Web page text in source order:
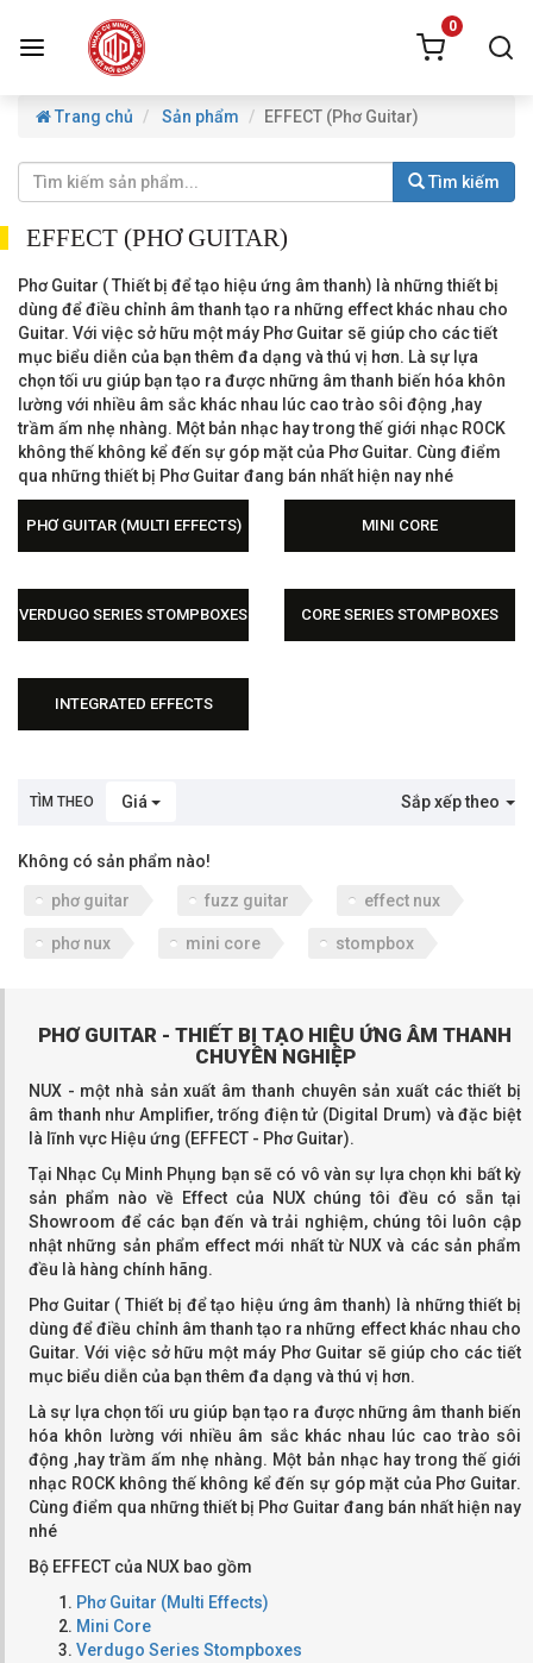
0
Trang chủ Sản phẩm EFFECT (Phơ Guitar)
Tìm kiếm
EFFECT (PHƠ GUITAR)
Phơ Guitar ( Thiết bị để tạo hiệu ứng âm thanh) là những thiết bị
dùng để điều chỉnh âm thanh tạo ra những effect khác nhau cho
Guitar. Với việc sở hữu một máy Phơ Guitar sẽ giúp cho các tiết
mục biểu diễn của bạn thêm đa dạng và thú vị hơn. Là sự lựa
chọn tối ưu giúp bạn tạo ra được những âm thanh biến hóa khôn
lường với nhiều âm sắc khác nhau lúc cao trào sôi động ,hay
trầm ấm nhẹ nhàng. Một bản nhạc hay trong thế giới nhạc ROCK
không thế không kể đến sự góp mặt của Phơ Guitar. Cùng điểm
qua những thiết bị Phơ Guitar đang bán nhất hiện nay nhé
PHƠ GUITAR (MULTI EFFECTS) MINI CORE
VERDUGO SERIES STOMPBOXES CORE SERIES STOMPBOXES
INTEGRATED EFFECTS
TÌM THEO Giá Sắp xếp theo
Không có sản phẩm nào!
phơ guitar fuzz guitar effect nux
phơ nux mini core stompbox
PHƠ GUITAR - THIẾT BỊ TẠO HIỆU ỨNG ÂM THANH
CHUYÊN NGHIỆP
NUX - một nhà sản xuất âm thanh chuyên sản xuất các thiết bị
âm thanh như Amplifier, trống điện tử (Digital Drum) và đặc biệt
là lĩnh vực Hiệu ứng (EFFECT - Phơ Guitar).
Tại Nhạc Cụ Minh Phụng bạn sẽ có vô vàn sự lựa chọn khi bất kỳ
sản phẩm nào về Effect của NUX chúng tôi đều có sẵn tại
Showroom để các bạn đến và trải nghiệm, chúng tôi luôn cập
nhật những sản phẩm effect mới nhất từ NUX và các sản phẩm
đều là hàng chính hãng.
Phơ Guitar ( Thiết bị để tạo hiệu ứng âm thanh) là những thiết bị
dùng để điều chỉnh âm thanh tạo ra những effect khác nhau cho
Guitar. Với việc sở hữu một máy Phơ Guitar sẽ giúp cho các tiết
mục biểu diễn của bạn thêm đa dạng và thú vị hơn.
Là sự lựa chọn tối ưu giúp bạn tạo ra được những âm thanh biến
hóa khôn lường với nhiều âm sắc khác nhau lúc cao trào sôi
động ,hay trầm ấm nhẹ nhàng. Một bản nhạc hay trong thế giới
nhạc ROCK không thế không kể đến sự góp mặt của Phơ Guitar.
Cùng điểm qua những thiết bị Phơ Guitar đang bán nhất hiện nay
nhé
Bộ EFFECT của NUX bao gồm
Phơ Guitar (Multi Effects)
Mini Core
Verdugo Series Stompboxes